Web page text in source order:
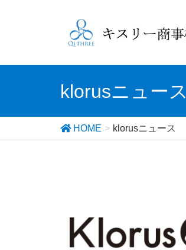
klorusニュース
HOME klorusニュース